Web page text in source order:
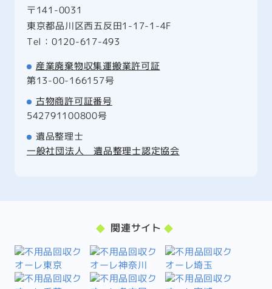
〒141-0031
東京都品川区西五反田1-17-1-4F
Tel：0120-617-493
産業廃棄物収集運搬業許可証
第13-00-166157号
古物商許可証番号
542791100800号
遺品整理士
一般社団法人 遺品整理士認定協会
関連サイト